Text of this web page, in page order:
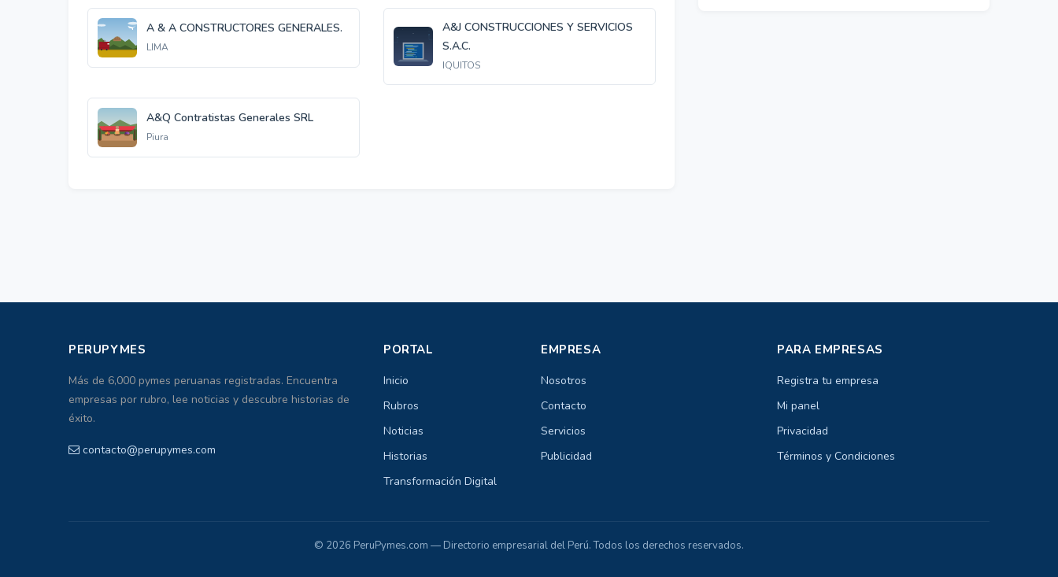
A & A CONSTRUCTORES GENERALES.
LIMA
A&J CONSTRUCCIONES Y SERVICIOS
S.A.C.
IQUITOS
A&Q Contratistas Generales SRL
Piura
PERUPYMES
Más de 6,000 pymes peruanas registradas. Encuentra
empresas por rubro, lee noticias y descubre historias de
éxito.
contacto@perupymes.com
PORTAL
Inicio
Rubros
Noticias
Historias
Transformación Digital
EMPRESA
Nosotros
Contacto
Servicios
Publicidad
PARA EMPRESAS
Registra tu empresa
Mi panel
Privacidad
Términos y Condiciones
© 2026 PeruPymes.com — Directorio empresarial del Perú. Todos los derechos reservados.